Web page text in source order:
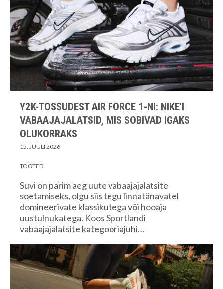
Y2K-TOSSUDEST AIR FORCE 1-NI: NIKE’I
VABAAJAJALATSID, MIS SOBIVAD IGAKS
OLUKORRAKS
15. JUULI 2026
TOOTED
Suvi on parim aeg uute vabaajajalatsite
soetamiseks, olgu siis tegu linnatänavatel
domineerivate klassikutega või hooaja
uustulnukatega. Koos Sportlandi
vabaajajalatsite kategooriajuhi…